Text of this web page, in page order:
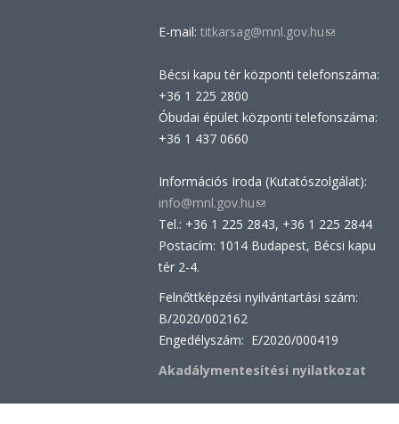
E-mail: titkarsag@mnl.gov.hu(link
e-
Bécsi kapu tér központi telefonszáma:
+36 1 225 2800
Óbudai épület központi telefonszáma:
+36 1 437 0660
Információs Iroda (Kutatószolgálat):
info@mnl.gov.hu(link
sends
e-
Tel.: +36 1 225 2843, +36 1 225 2844
Postacím: 1014 Budapest, Bécsi kapu
tér 2-4.
Felnőttképzési nyilvántartási szám:
B/2020/002162
Engedélyszám: E/2020/000419
Akadálymentesítési nyilatkozat